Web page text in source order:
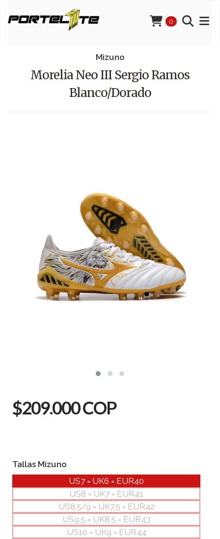
0
Mizuno
Morelia Neo III Sergio Ramos
Blanco/Dorado
$209.000 COP
Tallas Mizuno
US7 = UK6 = EUR40
US8 = UK7 = EUR41
US8.5/9 = UK7.5 = EUR42
US9.5 = UK8.5 = EUR43
US10 = UK9 = EUR44